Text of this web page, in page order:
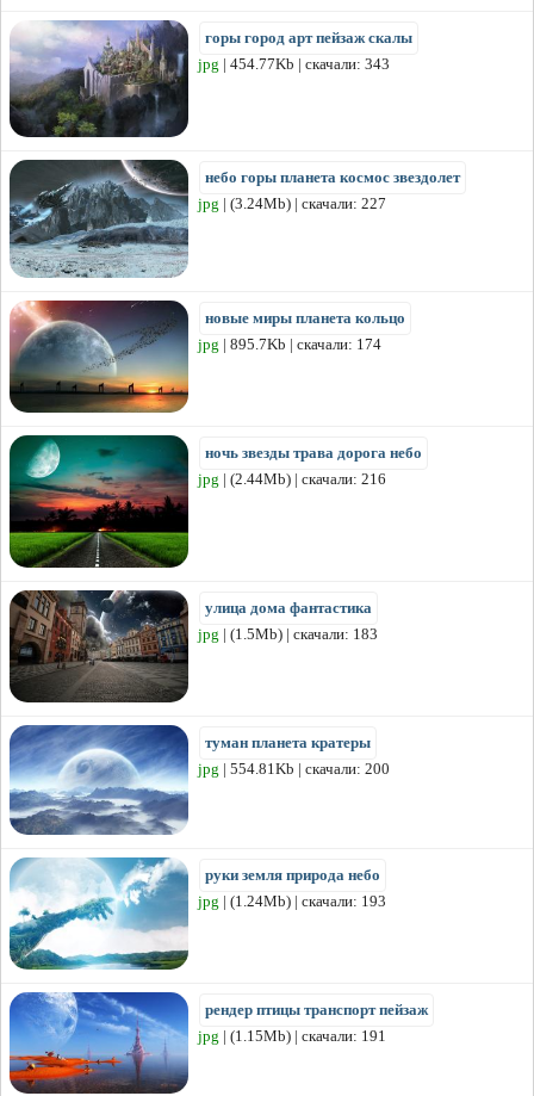
горы город арт пейзаж скалы
jpg | 454.77Kb | скачали: 343
небо горы планета космос звездолет
jpg | (3.24Mb) | скачали: 227
новые миры планета кольцо
jpg | 895.7Kb | скачали: 174
ночь звезды трава дорога небо
jpg | (2.44Mb) | скачали: 216
улица дома фантастика
jpg | (1.5Mb) | скачали: 183
туман планета кратеры
jpg | 554.81Kb | скачали: 200
руки земля природа небо
jpg | (1.24Mb) | скачали: 193
рендер птицы транспорт пейзаж
jpg | (1.15Mb) | скачали: 191